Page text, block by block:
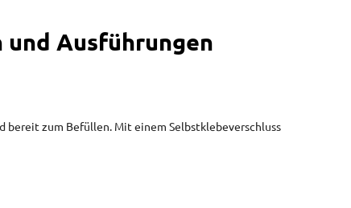
Ausführungen
bereit zum Befüllen. Mit einem Selbstklebeverschluss